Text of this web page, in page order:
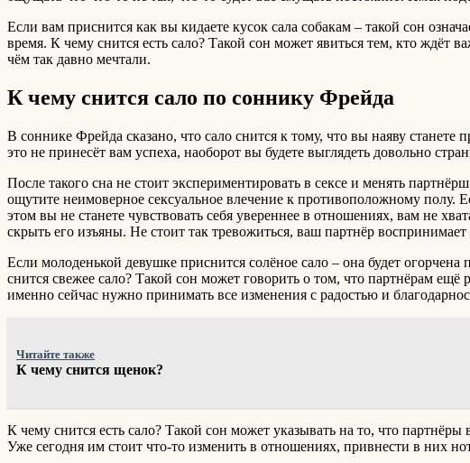
Если вам приснится как вы кидаете кусок сала собакам – такой сон
время. К чему снится есть сало? Такой сон может явиться тем, кто ждёт
чём так давно мечтали.
К чему снится сало по соннику Фрейда
В соннике Фрейда сказано, что сало снится к тому, что вы наяву
это не принесёт вам успеха, наоборот вы будете выглядеть довольно
После такого сна не стоит экспериментировать в сексе и менять
ощутите неимоверное сексуальное влечение к противоположному
этом вы не станете чувствовать себя увереннее в отношениях, вам не
скрыть его изъяны. Не стоит так тревожиться, ваш партнёр
Если молоденькой девушке приснится солёное сало – она будет
снится свежее сало? Такой сон может говорить о том, что партнёрам
именно сейчас нужно принимать все изменения с радостью и
Читайте также
К чему снится щенок?
К чему снится есть сало? Такой сон может указывать на то, что
Уже сегодня им стоит что-то изменить в отношениях, привнести в них